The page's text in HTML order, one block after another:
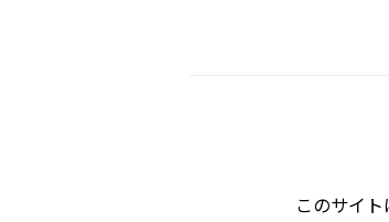
このサイ